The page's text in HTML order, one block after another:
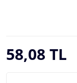
58,08 TL